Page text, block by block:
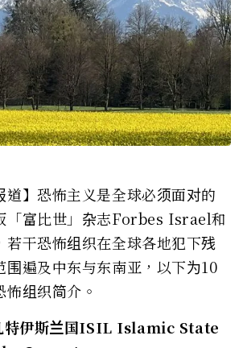
道】恐怖主义是全球必须面对的
「富比世」杂志Forbes Israel和
若干恐怖组织在全球各地犯下残
围遍及中东与东南亚，以下为10
组织简介。
特伊斯兰国ISIL Islamic State